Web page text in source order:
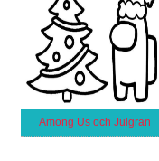
Among Us och Julgran